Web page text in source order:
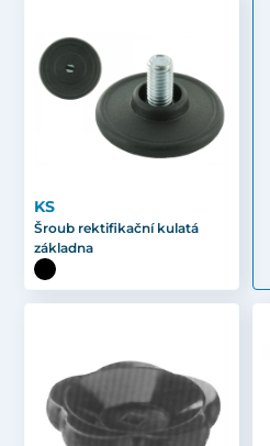
KS
Šroub rektifikační kulatá
základna